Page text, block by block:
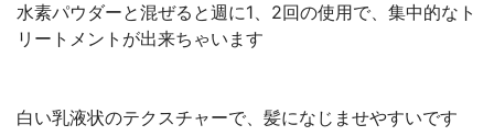
水素パウダーと混ぜると週に1、2回の使用で、集中的なト
リートメントが出来ちゃいます
白い乳液状のテクスチャーで、髪になじませやすいです